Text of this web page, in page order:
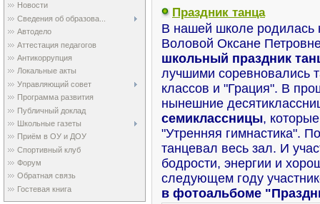
Новости
Сведения об образова...
Автодело
Аттестация педагогов
Антикоррупция
Локальные акты
Управляющий совет
Программа развития
Публичный доклад
Школьные газеты
Приём в ОУ и ДОУ
Спортивный клуб
Форум
Обратная связь
Гостевая книга
Праздник танца
В нашей школе родилась
Воловой Оксане
школьный праздник
лучшими соревновались
классов и "Грация". В
нынешние
семиклассницы,
"Утренняя гимнастика".
танцевал весь зал. И
бодрости, энергии и
следующем году
в фотоальбоме